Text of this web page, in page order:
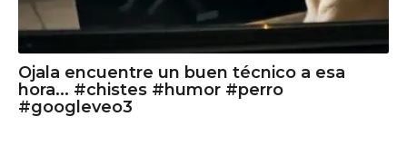
Ojala encuentre un buen técnico a esa
hora... #chistes #humor #perro
#googleveo3